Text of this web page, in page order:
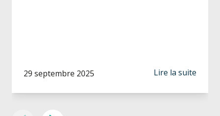
29 septembre 2025 Lire la suite